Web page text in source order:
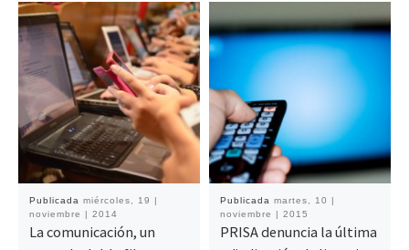
Publicada miércoles, 19 |
noviembre | 2014
La comunicación, un
Publicada martes, 10 |
noviembre | 2015
PRISA denuncia la última